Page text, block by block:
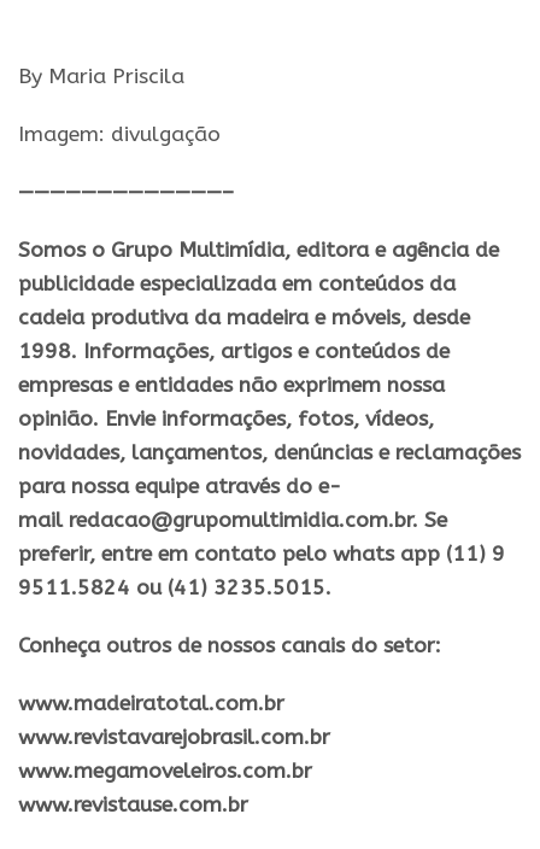
By Maria Priscila
Imagem: divulgação
—————————————–
Somos o Grupo Multimídia, editora e agência de
publicidade especializada em conteúdos da
cadeia produtiva da madeira e móveis, desde
1998. Informações, artigos e conteúdos de
empresas e entidades não exprimem nossa
opinião. Envie informações, fotos, vídeos,
novidades, lançamentos, denúncias e reclamações
para nossa equipe através do e-
mail redacao@grupomultimidia.com.br. Se
preferir, entre em contato pelo whats app (11) 9
9511.5824 ou (41) 3235.5015.
Conheça outros de nossos canais do setor:
​www.madeiratotal.com.br
www.revistavarejobrasil.com.br
www.megamoveleiros.com.br
www.revistause.com.br